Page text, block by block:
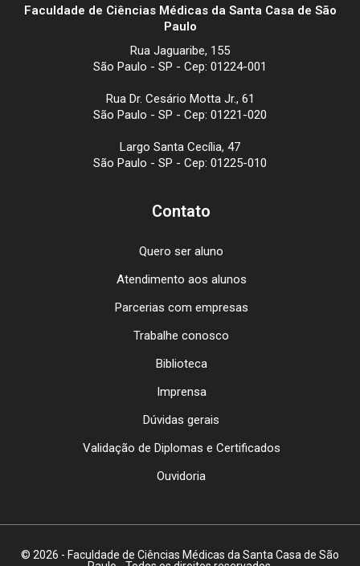
Faculdade de Ciências Médicas da Santa Casa de São
Paulo
Rua Jaguaribe, 155
São Paulo - SP - Cep: 01224-001
Rua Dr. Cesário Motta Jr., 61
São Paulo - SP - Cep: 01221-020
Largo Santa Cecília, 47
São Paulo - SP - Cep: 01225-010
Contato
Quero ser aluno
Atendimento aos alunos
Parcerias com empresas
Trabalhe conosco
Biblioteca
Imprensa
Dúvidas gerais
Validação de Diplomas e Certificados
Ouvidoria
© 2026 - Faculdade de Ciências Médicas da Santa Casa de São